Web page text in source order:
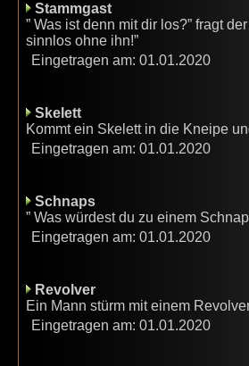
Stammgast
” Was ist denn mit dir los?” fragt
sinnlos ohne ihn!”
Eingetragen am: 01.01.2020
Skelett
Kommt ein Skelett in die Kneipe
Eingetragen am: 01.01.2020
Schnaps
” Was würdest du zu einem
Eingetragen am: 01.01.2020
Revolver
Ein Mann stürm mit einem
Eingetragen am: 01.01.2020